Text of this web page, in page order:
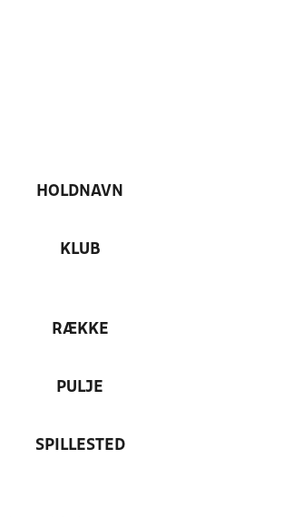
HOLDNAVN
KLUB
RÆKKE
PULJE
SPILLESTED